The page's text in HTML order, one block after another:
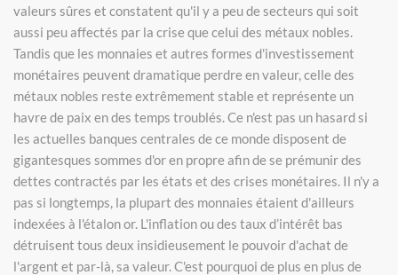
valeurs sûres et constatent qu'il y a peu de secteurs qui soit
aussi peu affectés par la crise que celui des métaux nobles.
Tandis que les monnaies et autres formes d'investissement
monétaires peuvent dramatique perdre en valeur, celle des
métaux nobles reste extrêmement stable et représente un
havre de paix en des temps troublés. Ce n'est pas un hasard si
les actuelles banques centrales de ce monde disposent de
gigantesques sommes d'or en propre afin de se prémunir des
dettes contractés par les états et des crises monétaires. Il n'y a
pas si longtemps, la plupart des monnaies étaient d'ailleurs
indexées à l'étalon or. L'inflation ou des taux d’intérêt bas
détruisent tous deux insidieusement le pouvoir d'achat de
l'argent et par-là, sa valeur. C'est pourquoi de plus en plus de